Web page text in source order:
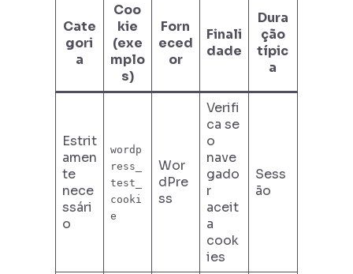
Cate
gori
a
Coo
kie
(exe
mplo
s)
Forn
eced
or
Finali
dade
Dura
ção
típic
a
Estrit
amen
te
nece
ssári
o
wordp
ress_
test_
cooki
e
Wor
dPre
ss
Verifi
ca se
o
nave
gado
r
aceit
a
cook
ies
Sess
ão